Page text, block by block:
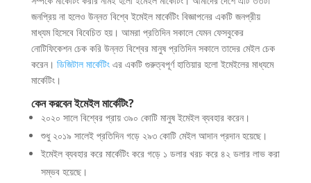
জনপ্রিয় না হলেও উন্নত বিশ্বে ইমেইল মার্কেটিং বিজ্ঞাপনের একটি জনপ্রীয়
মাধ্যম হিসেবে বিবেচিত হয়। আমরা প্রতিদিন সকালে যেমন ফেসবুকের
নোটিফিকেশন চেক করি উন্নত বিশ্বের মানুষ প্রতিদিন সকালে তাদের মেইল চেক
করেন। ডিজিটাল মার্কেটিং এর একটি গুরুত্বপূর্ণ হাতিয়ার হলো ইমেইলের মাধ্যমে
মার্কেটিং।
কেন করবেন ইমেইল মার্কেটিং?
২০২০ সালে বিশ্বের প্রায় ৩৯০ কোটি মানুষ ইমেইল ব্যবহার করেন।
শুধু ২০১৯ সালেই প্রতিদিন গড়ে ২৯৩ কোটি মেইল আদান প্রদান হয়েছে।
ইমেইল ব্যবহার করে মার্কেটিং করে গড়ে ১ ডলার খরচ করে ৪২ ডলার লাভ করা
সম্ভব হয়েছে।